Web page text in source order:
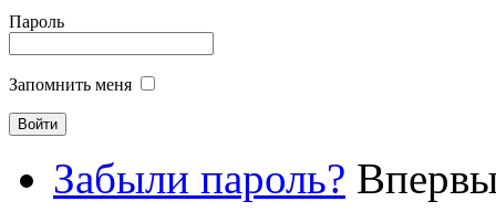
Пароль
Запомнить меня
Забыли пароль?